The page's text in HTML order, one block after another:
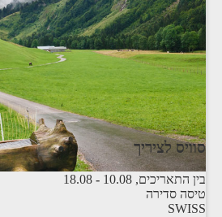
סוויס לציריך
בין התאריכים, -
18.08
טיסה סדירה
SWISS